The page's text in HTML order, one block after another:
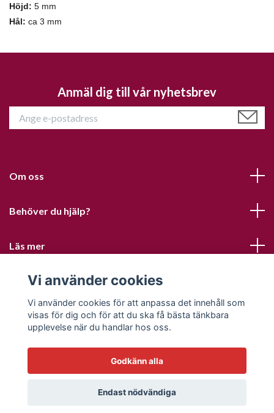
Höjd: 5 mm
Hål: ca 3 mm
Anmäl dig till vår nyhetsbrev
Om oss
Behöver du hjälp?
Läs mer
Sociala medier
© 2026 Sofias PysselParadis
Vi använder cookies
Vi använder cookies för att anpassa det innehåll som
visas för dig och för att du ska få bästa tänkbara
upplevelse när du handlar hos oss.
Godkänn alla
Endast nödvändiga